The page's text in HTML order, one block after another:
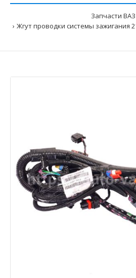
Запчасти ВАЗ
Жгут проводки системы зажигания